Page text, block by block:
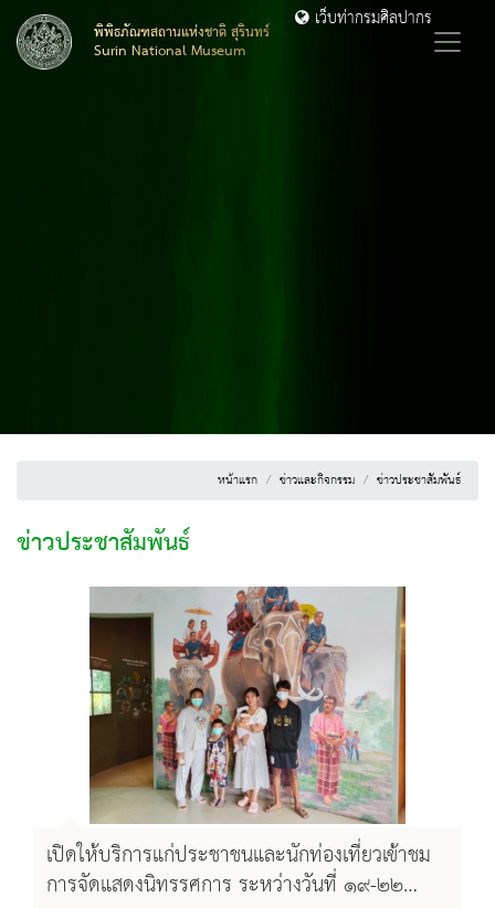
พิพิธภัณฑสถานแห่งชาติ สุรินทร์
Surin National Museum
เว็บท่ากรมศิลปากร
หน้าแรก ข่าวและกิจกรรม ข่าวประชาสัมพันธ์
ข่าวประชาสัมพันธ์
เปิดให้บริการแก่ประชาชนและนักท่องเที่ยวเข้าชม
การจัดแสดงนิทรรศการ ระหว่างวันที่ ๑๙-๒๒